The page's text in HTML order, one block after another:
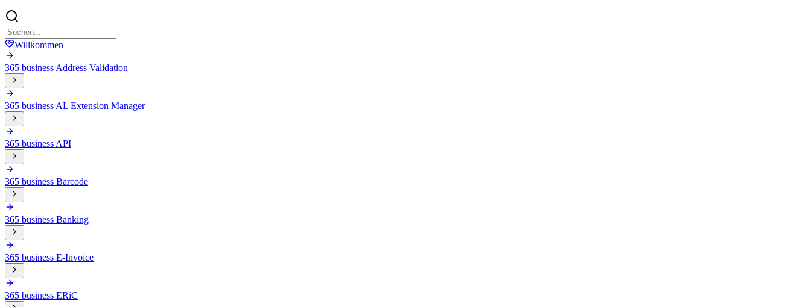
Willkommen
365 business Address Validation
365 business AL Extension Manager
365 business API
365 business Barcode
365 business Banking
365 business E-Invoice
365 business ERiC